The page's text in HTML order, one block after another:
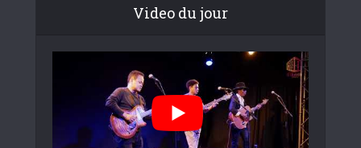
Video du jour